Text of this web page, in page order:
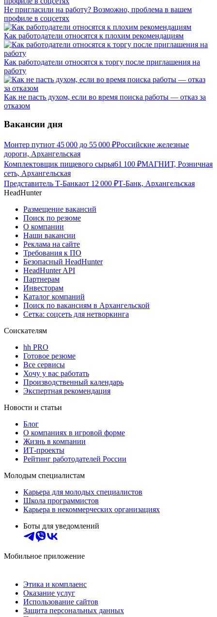
Не пригласили на работу? Возможно, проблема в вашем
профиле в соцсетях
Как работодатели относятся к плохим рекомендациям
Как работодатели относятся к торгу после приглашения на
работу
Как не пасть духом, если во время поиска работы — отказ за
отказом
Вакансии дня
Монтер путиот 45 000 до 55 000 ₽Российские железные
дороги, Архангельская
Комплектовщик пищевого сырья61 100 ₽МАГНИТ, Розничная
сеть, Архангельская
Представитель Т-Банкаот 12 000 ₽Т-Банк, Архангельская
HeadHunter
Размещение вакансий
Поиск по резюме
О компании
Наши вакансии
Реклама на сайте
Требования к ПО
Безопасный HeadHunter
HeadHunter API
Партнерам
Инвесторам
Каталог компаний
Поиск по вакансиям в Архангельской
Сетка: соцсеть для нетворкинга
Соискателям
hh PRO
Готовое резюме
Все сервисы
Хочу у вас работать
Производственный календарь
Экспертная рекомендация
Новости и статьи
Блог
О компаниях в игровой форме
Жизнь в компании
ИТ-проекты
Рейтинг работодателей России
Молодым специалистам
Карьера для молодых специалистов
Школа программистов
Карьера в некоммерческих организациях
Боты для уведомлений
Мобильное приложение
Этика и комплаенс
Оказание услуг
Использование сайтов
Защита персональных данных